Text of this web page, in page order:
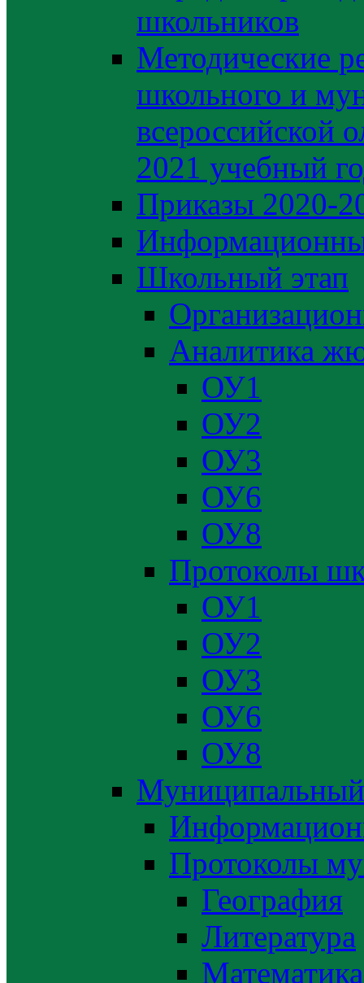
школьников
Методические
школьного и
всероссийской
2021 учебный
Приказы 2020-
Школьный этап
Аналитика
ОУ1
ОУ2
ОУ3
ОУ6
ОУ8
Протоколы
ОУ1
ОУ2
ОУ3
ОУ6
ОУ8
Муниципальный
Протоколы
География
Литература
Математика